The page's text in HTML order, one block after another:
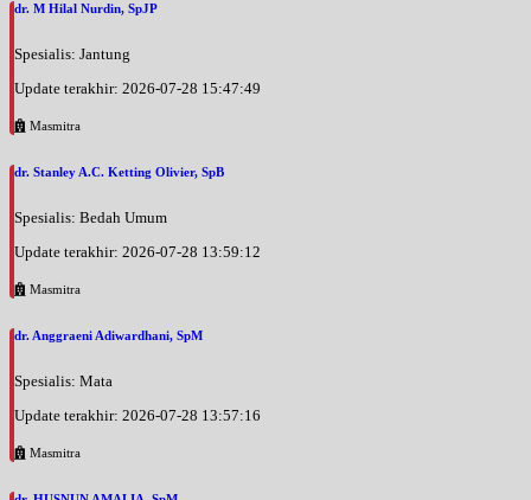
dr. M Hilal Nurdin, SpJP
Spesialis: Jantung
Update terakhir: 2026-07-28 15:47:49
Masmitra
dr. Stanley A.C. Ketting Olivier, SpB
Spesialis: Bedah Umum
Update terakhir: 2026-07-28 13:59:12
Masmitra
dr. Anggraeni Adiwardhani, SpM
Spesialis: Mata
Update terakhir: 2026-07-28 13:57:16
Masmitra